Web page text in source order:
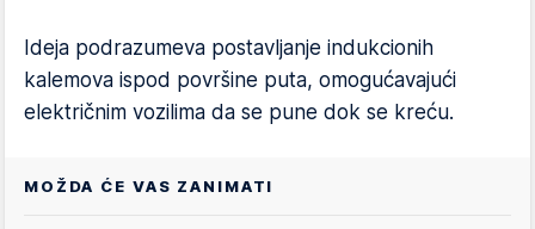
Ideja podrazumeva postavljanje indukcionih
kalemova ispod površine puta, omogućavajući
električnim vozilima da se pune dok se kreću.
MOŽDA ĆE VAS ZANIMATI